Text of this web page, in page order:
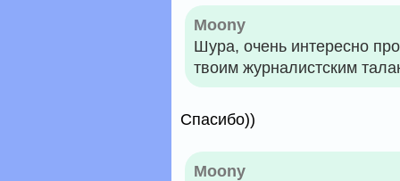
Moony
Шура, очень интересно
твоим журналистским
Спасибо))
Moony